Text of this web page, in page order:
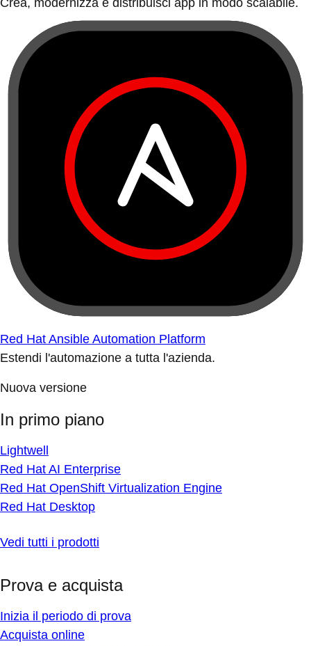
Crea, modernizza e distribuisci app in modo scalabile.
Red Hat Ansible Automation Platform
Estendi l'automazione a tutta l'azienda.
Nuova versione
In primo piano
Lightwell
Red Hat AI Enterprise
Red Hat OpenShift Virtualization Engine
Red Hat Desktop
Vedi tutti i prodotti
Prova e acquista
Inizia il periodo di prova
Acquista online